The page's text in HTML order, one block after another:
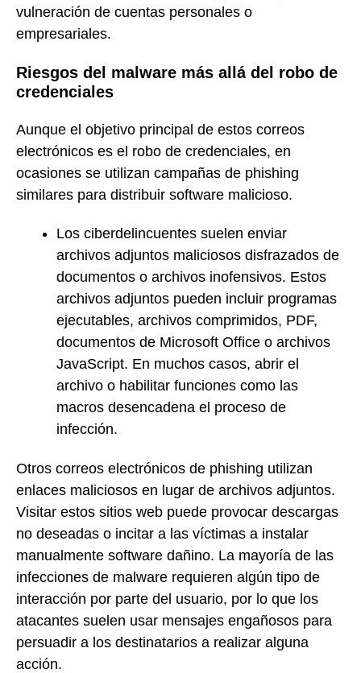
vulneración de cuentas personales o
empresariales.
Riesgos del malware más allá del robo de
credenciales
Aunque el objetivo principal de estos correos
electrónicos es el robo de credenciales, en
ocasiones se utilizan campañas de phishing
similares para distribuir software malicioso.
Los ciberdelincuentes suelen enviar
archivos adjuntos maliciosos disfrazados de
documentos o archivos inofensivos. Estos
archivos adjuntos pueden incluir programas
ejecutables, archivos comprimidos, PDF,
documentos de Microsoft Office o archivos
JavaScript. En muchos casos, abrir el
archivo o habilitar funciones como las
macros desencadena el proceso de
infección.
Otros correos electrónicos de phishing utilizan
enlaces maliciosos en lugar de archivos adjuntos.
Visitar estos sitios web puede provocar descargas
no deseadas o incitar a las víctimas a instalar
manualmente software dañino. La mayoría de las
infecciones de malware requieren algún tipo de
interacción por parte del usuario, por lo que los
atacantes suelen usar mensajes engañosos para
persuadir a los destinatarios a realizar alguna
acción.